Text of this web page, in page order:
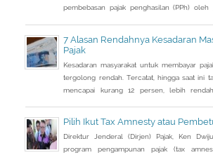
pembebasan pajak penghasilan (PPh)
7 Alasan Rendahnya Kesadaran
Pajak
Kesadaran masyarakat untuk membayar
tergolong rendah. Tercatat, hingga saat ini
mencapai kurang 12 persen, lebih
Pilih Ikut Tax Amnesty atau
Direktur Jenderal (Dirjen) Pajak, Ken
program pengampunan pajak (tax